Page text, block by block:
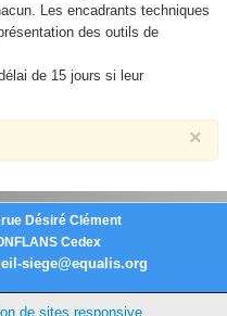
Les encadrants techniques
des outils de
de 15 jours si leur
×
Désiré Clément
Cedex
siege@equalis.org
de sites responsive